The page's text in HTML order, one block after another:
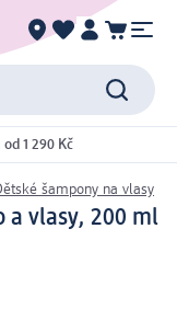
1 290 Kč
šampony na vlasy
a vlasy, 200 ml